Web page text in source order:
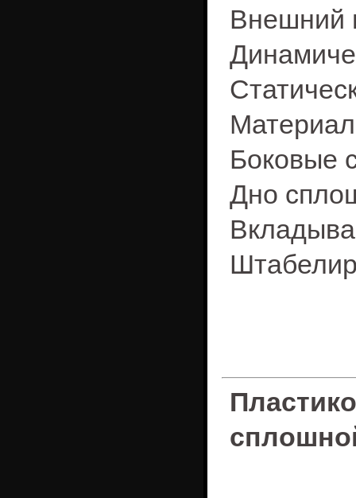
Внешний
Боковые
Дно